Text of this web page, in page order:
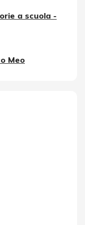
a scuola -
Meo